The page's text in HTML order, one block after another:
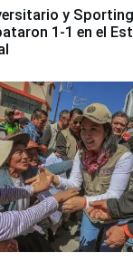
y Sporting
1-1 en el